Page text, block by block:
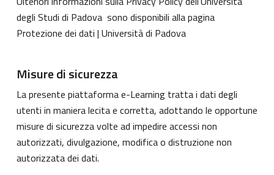
degli Studi di Padova sono disponibili alla pagina
Protezione dei dati | Università di Padova
Misure di sicurezza
La presente piattaforma e-Learning tratta i dati degli
utenti in maniera lecita e corretta, adottando le opportune
misure di sicurezza volte ad impedire accessi non
autorizzati, divulgazione, modifica o distruzione non
autorizzata dei dati.